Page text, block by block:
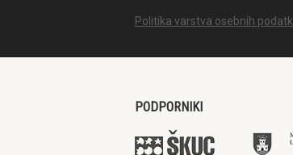
Politika varstva osebnih
PODPORNIKI